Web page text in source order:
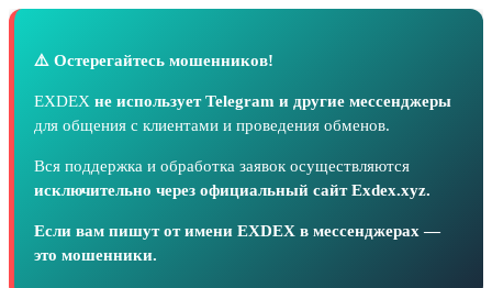
⚠️ Остерегайтесь мошенников!
EXDEX не использует Telegram и другие мессенджеры
для общения с клиентами и проведения обменов.
Вся поддержка и обработка заявок осуществляются
исключительно через официальный сайт Exdex.xyz.
Если вам пишут от имени EXDEX в мессенджерах —
это мошенники.